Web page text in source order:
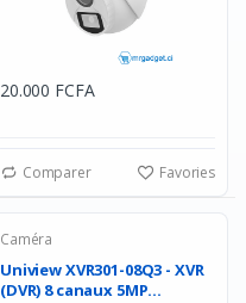
20.000 FCFA
Comparer Favories
Caméra
Uniview XVR301-08Q3 - XVR
(DVR) 8 canaux 5MP...